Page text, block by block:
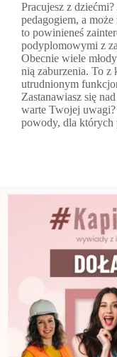
Pracujesz z dziećmi?
pedagogiem, a
to powinieneś
podyplomowymi z
Obecnie wiele
nią zaburzenia. To z
utrudnionym
Zastanawiasz się
warte Twojej
powody, dla których